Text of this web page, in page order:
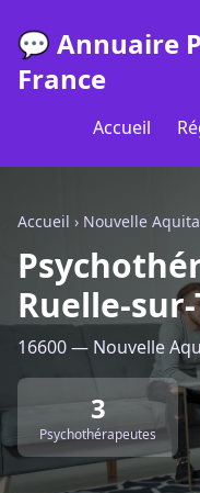
💬 Annuaire
France
Accueil
Accueil › Nouvelle
Ruelle-
16600 — Nouvelle
3
Psychothérapeutes